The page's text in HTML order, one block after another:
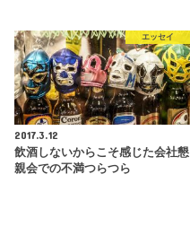
エッセイ
2017.3.12
飲酒しないからこそ感じた会社懇
親会での不満つらつら